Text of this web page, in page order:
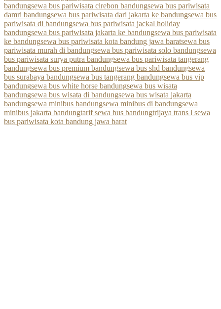
bandungsewa bus pariwisata cirebon bandungsewa bus pariwisata
damri bandungsewa bus pariwisata dari jakarta ke bandungsewa bus
pariwisata di bandungsewa bus pariwisata jackal holiday
bandungsewa bus pariwisata jakarta ke bandungsewa bus pariwisata
ke bandungsewa bus pariwisata kota bandung jawa baratsewa bus
pariwisata murah di bandungsewa bus pariwisata solo bandungsewa
bus pariwisata surya putra bandungsewa bus pariwisata tangerang
bandungsewa bus premium bandungsewa bus shd bandungsewa
bus surabaya bandungsewa bus tangerang bandungsewa bus vip
bandungsewa bus white horse bandungsewa bus wisata
bandungsewa bus wisata di bandungsewa bus wisata jakarta
bandungsewa minibus bandungsewa minibus di bandungsewa
minibus jakarta bandungtarif sewa bus bandungtrijaya trans l sewa
bus pariwisata kota bandung jawa barat